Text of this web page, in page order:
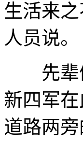
生活来
人员说。
先辈们
新四军
道路两